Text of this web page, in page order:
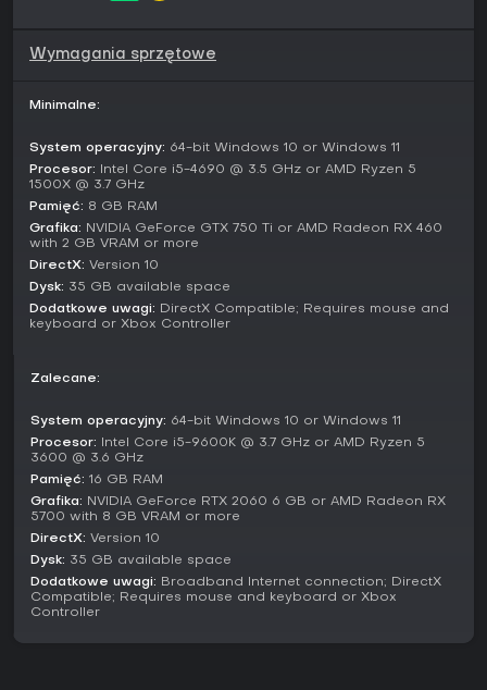
własnych wyzwań. Photo Mode ułatwia robienie zdjęć, a
Starter Pack poprzez Training Center wprowadza w
podstawy, pomagając nowicjuszom nabrać wprawy przed
pełnymi trasami.
Trasy i pociągi
New Jersey z pociągami Arrow III EMU i lokomotywami ALP-
46 ciągnącymi wagony MultiLevel. Riviera Line wije się
wzdłuż wybrzeża Devon w Anglii, z Class 802 i Class 150/2
Leipzig-Dresden w Niemczech oferuje nowoczesne ICE-T, BR
Wersja Deluxe wzbogaca wybór o warianty jak ALP-45DP
dla New Jersey, CrossCountry BR Class 220 na dłuższe
Te dodatki zwiększają różnorodność, umożliwiając
przełączanie się między pasażerskimi a towarowymi
Czy warto grać?
Train Sim World 6 zdobyło ocenę 'Strong' na OpenCritic na
podstawie 11 recenzji krytyków, chwalących szczegółowe
Wymagania sprzętowe
Minimalne:
System operacyjny: 64-bit Windows 10 or Windows 11
Procesor: Intel Core i5-4690 @ 3.5 GHz or AMD Ryzen 5
1500X @ 3.7 GHz
Pamięć: 8 GB RAM
Grafika: NVIDIA GeForce GTX 750 Ti or AMD Radeon RX 460
with 2 GB VRAM or more
DirectX: Version 10
Dysk: 35 GB available space
Dodatkowe uwagi: DirectX Compatible; Requires mouse and
keyboard or Xbox Controller
Zalecane:
System operacyjny: 64-bit Windows 10 or Windows 11
Procesor: Intel Core i5-9600K @ 3.7 GHz or AMD Ryzen 5
3600 @ 3.6 GHz
Pamięć: 16 GB RAM
Grafika: NVIDIA GeForce RTX 2060 6 GB or AMD Radeon RX
5700 with 8 GB VRAM or more
DirectX: Version 10
Dysk: 35 GB available space
Dodatkowe uwagi: Broadband Internet connection; DirectX
Compatible; Requires mouse and keyboard or Xbox
Controller